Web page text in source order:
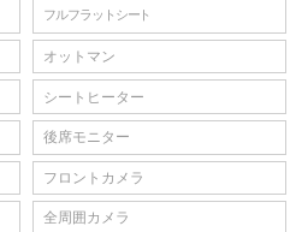
フルフラットシート
オットマン
シートヒーター
後席モニター
フロントカメラ
全周囲カメラ